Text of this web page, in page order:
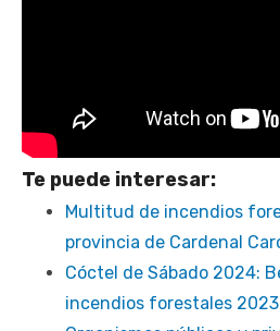
Te puede interesar:
Multitud de incendios
provincia de Cardenal
Cóctel de Sábado 2024:
incendios forestales